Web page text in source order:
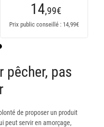
14,99€
Prix public conseillé : 14,99€
pêcher, pas
de proposer un produit
peut servir en amorçage,